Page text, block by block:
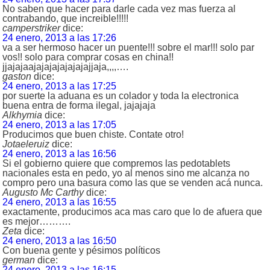
No saben que hacer para darle cada vez mas fuerza al
contrabando, que increible!!!!!
camperstriker dice:
24 enero, 2013 a las 17:26
va a ser hermoso hacer un puente!!! sobre el mar!!! solo par
vos!! solo para comprar cosas en china!!
jjajajaajajajajajajajajjaja,,,,….
gaston dice:
24 enero, 2013 a las 17:25
por suerte la aduana es un colador y toda la electronica
buena entra de forma ilegal, jajajaja
Alkhymia dice:
24 enero, 2013 a las 17:05
Producimos que buen chiste. Contate otro!
Jotaeleruiz dice:
24 enero, 2013 a las 16:56
Si el gobierno quiere que compremos las pedotablets
nacionales esta en pedo, yo al menos sino me alcanza no
compro pero una basura como las que se venden acá nunca.
Augusto Mc Carthy dice:
24 enero, 2013 a las 16:55
exactamente, producimos aca mas caro que lo de afuera que
es mejor……….
Zeta dice:
24 enero, 2013 a las 16:50
Con buena gente y pésimos políticos
german dice: